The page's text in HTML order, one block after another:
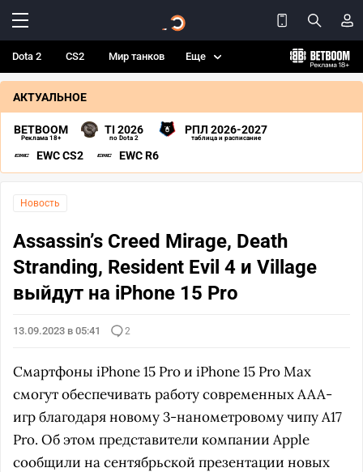
Dota 2 CS2 Мир танков Еще
АКТУАЛЬНОЕ
BETBOOM
Реклама 18+
TI 2026
по Dota 2
РПЛ 2026-2027
таблица и расписание
EWC CS2 EWC R6
Новость
Assassin’s Creed Mirage, Death
Stranding, Resident Evil 4 и Village
выйдут на iPhone 15 Pro
13.09.2023 в 05:41 2
Смартфоны iPhone 15 Pro и iPhone 15 Pro Max
смогут обеспечивать работу современных AAA-
игр благодаря новому 3-нанометровому чипу A17
Pro. Об этом представители компании Apple
сообщили на сентябрьской презентации новых